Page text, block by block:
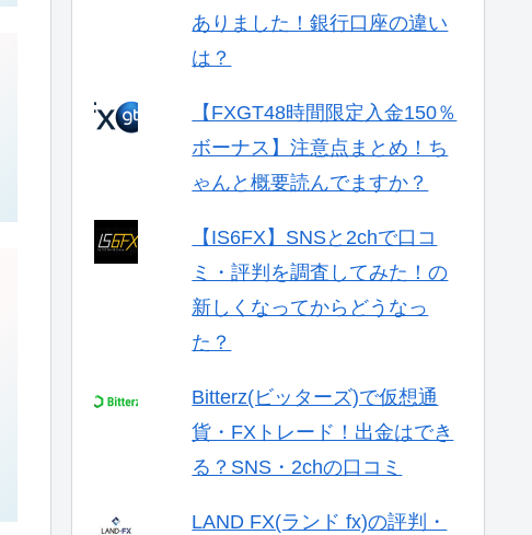
ありました！銀行口座の違い
は？
【FXGT48時間限定入金150％
ボーナス】注意点まとめ！ち
ゃんと概要読んでますか？
【IS6FX】SNSと2chで口コ
ミ・評判を調査してみた！の
新しくなってからどうなっ
た？
Bitterz(ビッターズ)で仮想通
貨・FXトレード！出金はでき
る？SNS・2chの口コミ
LAND FX(ランド fx)の評判・